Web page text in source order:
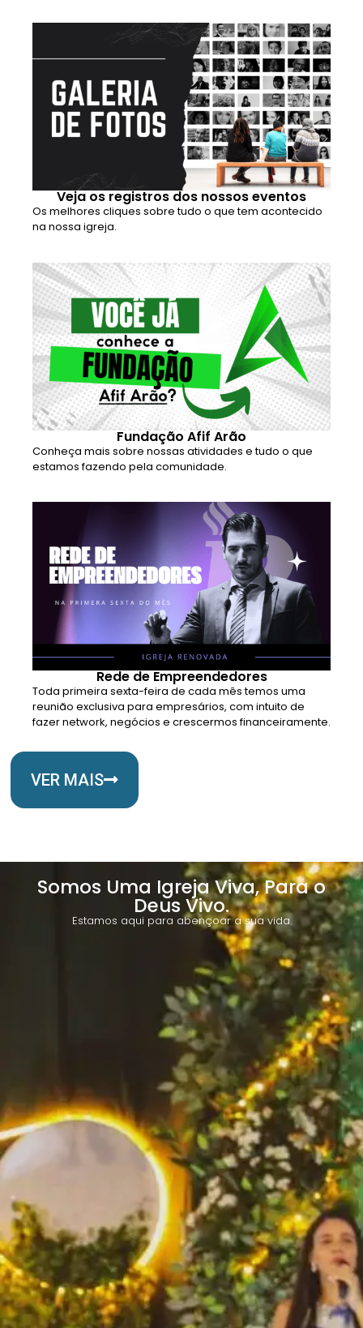
Veja os registros dos nossos eventos
Os melhores cliques sobre tudo o que tem acontecido
na nossa igreja.
Fundação Afif Arão
Conheça mais sobre nossas atividades e tudo o que
estamos fazendo pela comunidade.
Rede de Empreendedores
Toda primeira sexta-feira de cada mês temos uma
reunião exclusiva para empresários, com intuito de
fazer network, negócios e crescermos financeiramente.
VER MAIS
Somos Uma Igreja Viva, Para o
Deus Vivo.
Estamos aqui para abençoar a sua vida.